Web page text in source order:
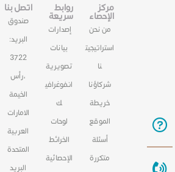
مركز
الإحصاء
من نحن
استراتيجيت
نا
شركاؤنا
خريطة
الموقع
أسئلة
متكررة
روابط
سريعة
إصدارات
بيانات
تصويرية
انفوغرافي
ك
لوحات
الخرائط
الإحصائية
اتصل بنا
صندوق
البريد:
3722
،رأس
الخيمة
الامارات
العربية
المتحدة
البريد